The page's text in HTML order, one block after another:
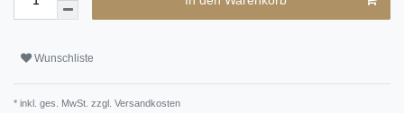
Wunschliste
* inkl. ges. MwSt. zzgl. Versandkosten